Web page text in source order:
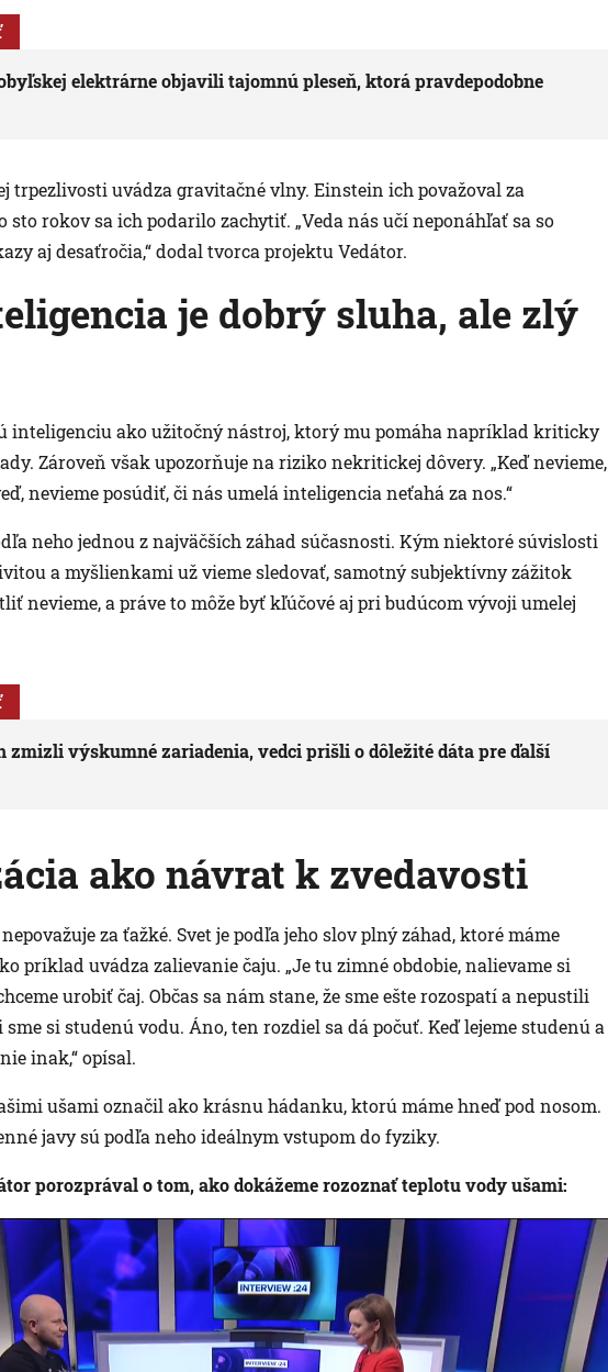
elektrárne objavili tajomnú pleseň, ktorá pravdepodobne
trpezlivosti uvádza gravitačné vlny. Einstein ich považoval za
sto rokov sa ich podarilo zachytiť. „Veda nás učí neponáhľať sa so
aj desaťročia,“ dodal tvorca projektu Vedátor.
je dobrý sluha, ale zlý
inteligenciu ako užitočný nástroj, ktorý mu pomáha napríklad kriticky
Zároveň však upozorňuje na riziko nekritickej dôvery. „Keď nevieme,
nevieme posúdiť, či nás umelá inteligencia neťahá za nos.“
neho jednou z najväčších záhad súčasnosti. Kým niektoré súvislosti
a myšlienkami už vieme sledovať, samotný subjektívny zážitok
nevieme, a práve to môže byť kľúčové aj pri budúcom vývoji umelej
zmizli výskumné zariadenia, vedci prišli o dôležité dáta pre ďalší
ako návrat k zvedavosti
za ťažké. Svet je podľa jeho slov plný záhad, ktoré máme
príklad uvádza zalievanie čaju. „Je tu zimné obdobie, nalievame si
urobiť čaj. Občas sa nám stane, že sme ešte rozospatí a nepustili
si studenú vodu. Áno, ten rozdiel sa dá počuť. Keď lejeme studenú a
inak,“ opísal.
ušami označil ako krásnu hádanku, ktorú máme hneď pod nosom.
javy sú podľa neho ideálnym vstupom do fyziky.
porozprával o tom, ako dokážeme rozoznať teplotu vody ušami: